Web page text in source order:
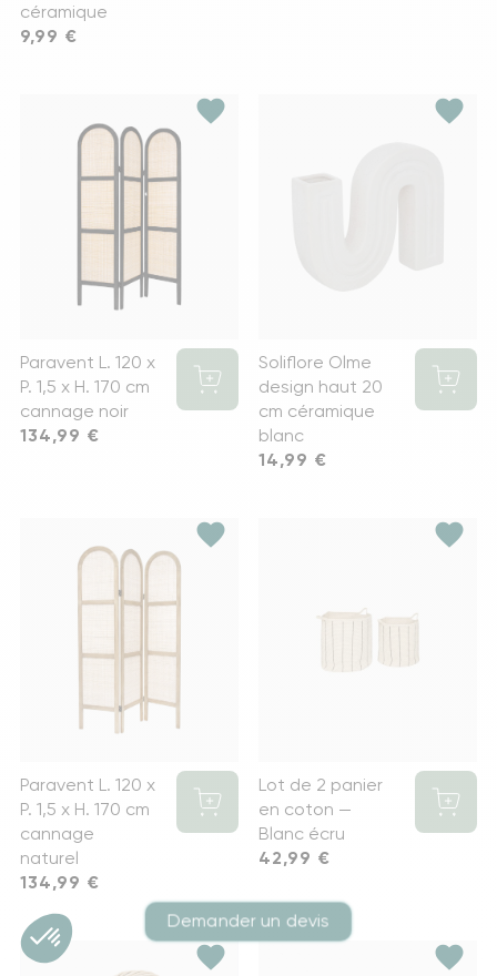
céramique
Prix
9,99 €
favorite
Paravent L. 120 x
P. 1,5 x H. 170 cm
cannage noir
Prix
134,99 €
favorite
Soliflore Olme
design haut 20
cm céramique
blanc
Prix
14,99 €
favorite
Paravent L. 120 x
P. 1,5 x H. 170 cm
cannage
naturel
Prix
134,99 €
favorite
Lot de 2 panier
en coton —
Blanc écru
Prix
42,99 €
favorite favorite
Demander un devis